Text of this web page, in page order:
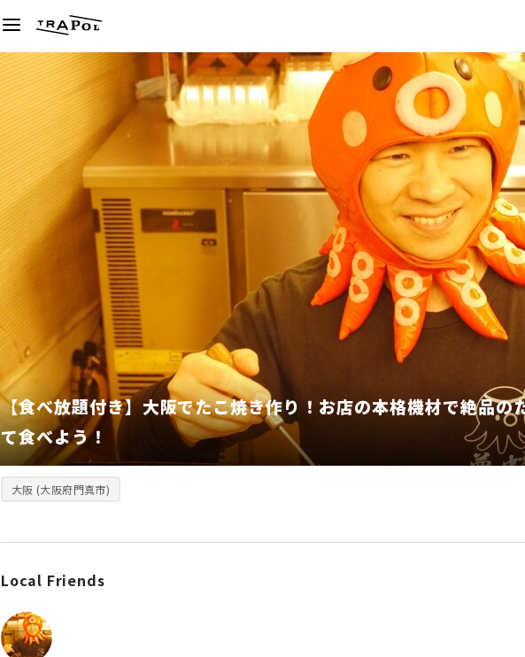
【食べ放題付き】大阪でたこ焼き作り！お店の本格機材で絶品の
て食べよう！
大阪 (大阪府門真市)
Local Friends